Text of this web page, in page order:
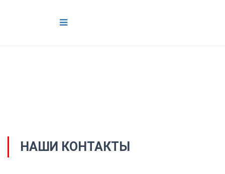
НАШИ КОНТАКТЫ